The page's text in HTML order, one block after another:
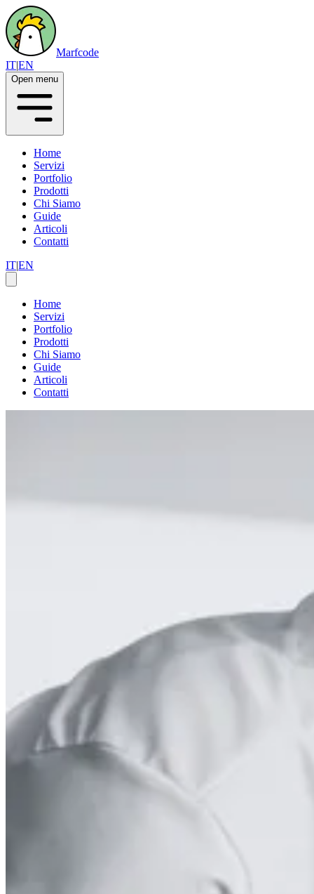
Marfcode
IT|EN
Open menu
Home
Servizi
Portfolio
Prodotti
Chi Siamo
Guide
Articoli
Contatti
IT|EN
Home
Servizi
Portfolio
Prodotti
Chi Siamo
Guide
Articoli
Contatti